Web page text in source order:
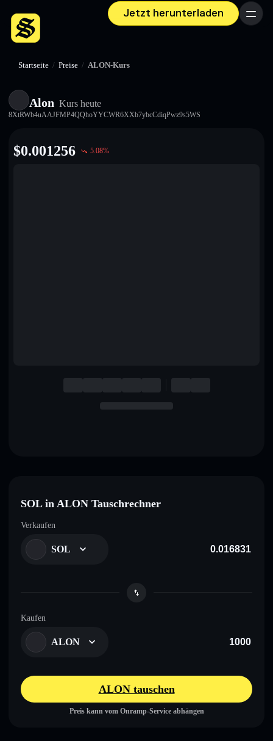
Jetzt herunterladen Menü
Startseite / Preise / ALON-Kurs
Alon Kurs heute
8XtRWb4uAAJFMP4QQhoYYCWR6XXb7ybcCdiqPwz9s5WS
$0.001256 5.08%
SOL in ALON Tauschrechner
Verkaufen
SOL
Kaufen
ALON
ALON tauschen
Preis kann vom Onramp-Service abhängen